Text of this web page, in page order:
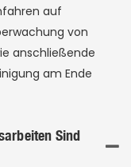
auf
von
anschließende
am Ende
Sind